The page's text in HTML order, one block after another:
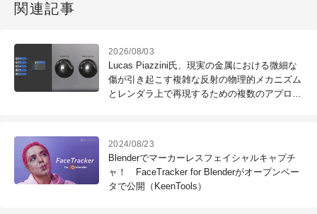
関連記事
2026/08/03
Lucas Piazzini氏、現実の金属における微細な
傷が引き起こす複雑な反射の物理的メカニズム
とレンダラ上で再現するための複数のアプロー
2024/08/23
Blenderでマーカーレスフェイシャルキャプチ
ャ！ FaceTracker for Blenderがオープンベー
タで公開（KeenTools）